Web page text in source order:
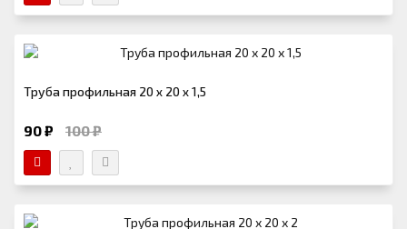
Труба профильная 20 х 20 х 1,5
90 ₽ 100 ₽